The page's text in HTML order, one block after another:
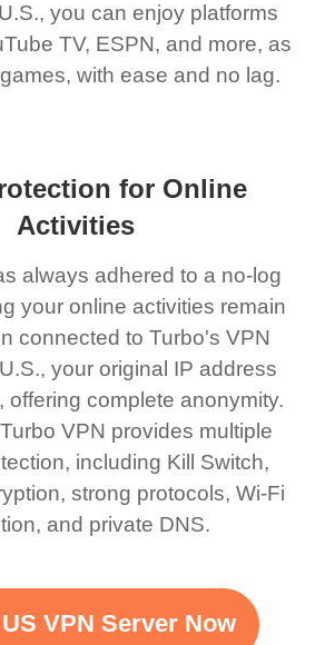
you can enjoy platforms
TV, ESPN, and more, as
with ease and no lag.
for Online
Activities
always adhered to a no-log
your online activities remain
connected to Turbo's VPN
your original IP address
offering complete anonymity.
VPN provides multiple
including Kill Switch,
strong protocols, Wi-Fi
and private DNS.
VPN Server Now